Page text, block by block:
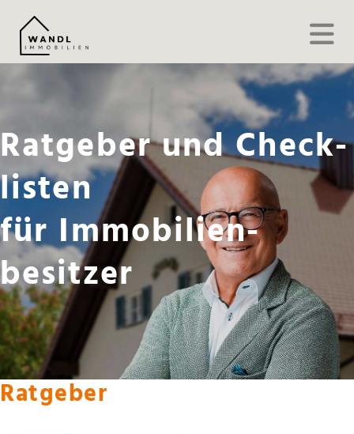
Ratgeber und Check­
listen
für Immobilien­
besitzer
Ratgeber